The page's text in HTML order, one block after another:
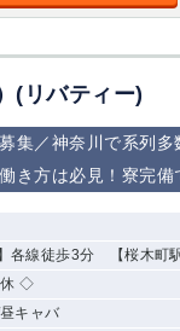
(リバティー)
集／神奈川で系列多
き方は必見！寮完備
】各線徒歩3分 【桜木町
◇
キャバ